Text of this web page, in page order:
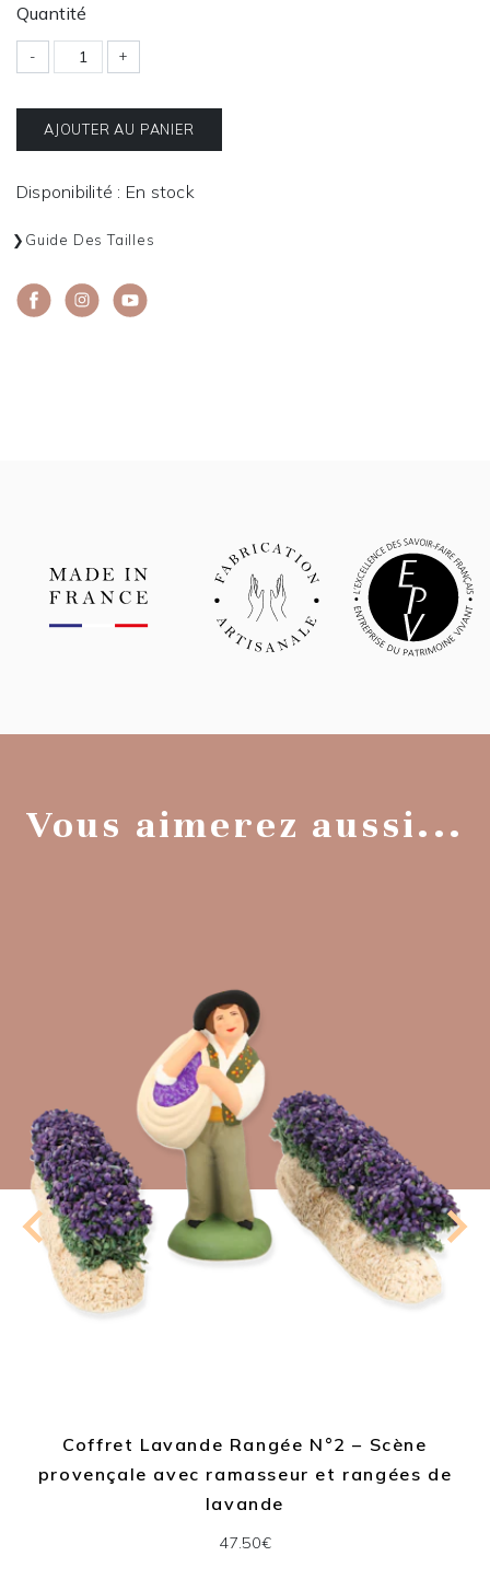
Quantité
- +
AJOUTER AU PANIER
Disponibilité : En stock
Guide Des Tailles
Vous aimerez aussi...
Coffret Lavande Rangée N°2 – Scène
provençale avec ramasseur et rangées de
lavande
47.50€